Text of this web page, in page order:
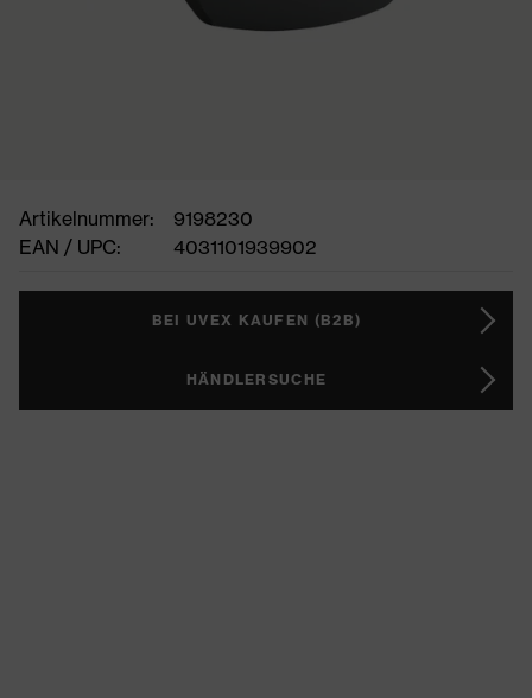
Artikelnummer:
9198230
EAN / UPC:
4031101939902
BEI UVEX KAUFEN (B2B)
HÄNDLERSUCHE